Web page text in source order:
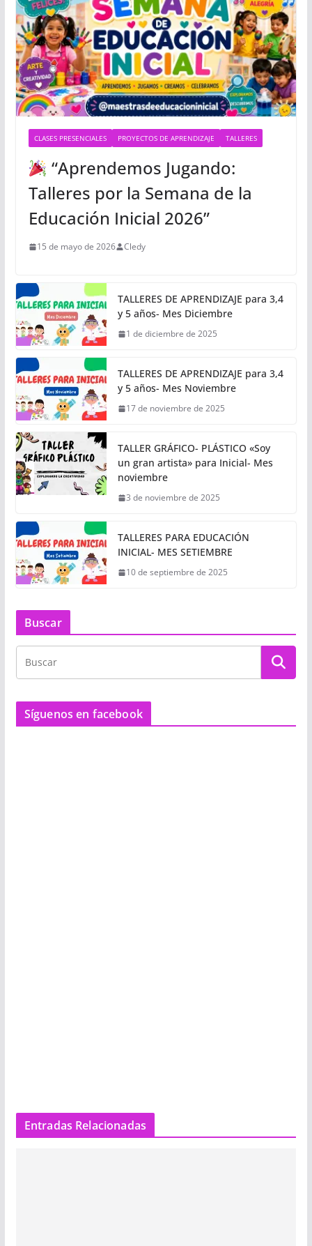
CLASES PRESENCIALES PROYECTOS DE APRENDIZAJE TALLERES
“Aprendemos Jugando:
Talleres por la Semana de la
Educación Inicial 2026”
15 de mayo de 2026 Cledy
TALLERES DE APRENDIZAJE para 3,4
y 5 años- Mes Diciembre
1 de diciembre de 2025
TALLERES DE APRENDIZAJE para 3,4
y 5 años- Mes Noviembre
17 de noviembre de 2025
TALLER GRÁFICO- PLÁSTICO «Soy
un gran artista» para Inicial- Mes
noviembre
3 de noviembre de 2025
TALLERES PARA EDUCACIÓN
INICIAL- MES SETIEMBRE
10 de septiembre de 2025
Buscar
Síguenos en facebook
Entradas Relacionadas